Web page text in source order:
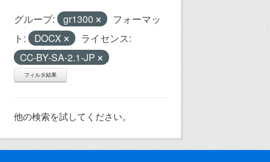
グループ: gr1300
フォーマッ
ト:
DOCX
ライセンス:
CC-BY-SA-2.1-JP
フィルタ結果
他の検索を試してください。